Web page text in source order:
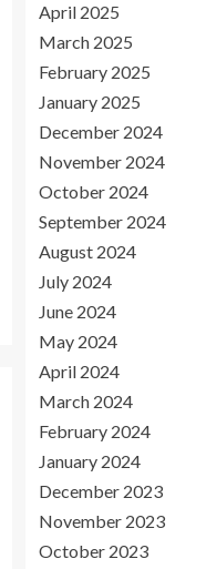
April 2025
March 2025
February 2025
January 2025
December 2024
November 2024
October 2024
September 2024
August 2024
July 2024
June 2024
May 2024
April 2024
March 2024
February 2024
January 2024
December 2023
November 2023
October 2023